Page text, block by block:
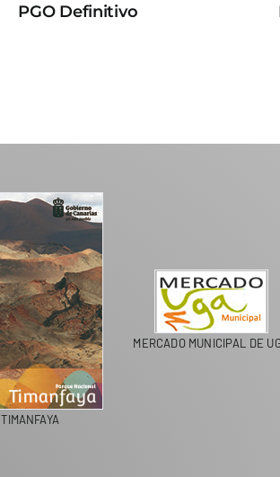
PGO Definitivo
TIMANFAYA
MERCADO MUNICIPAL DE